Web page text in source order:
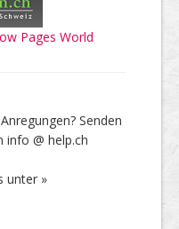
Pages World
Senden
info @ help.ch
unter »